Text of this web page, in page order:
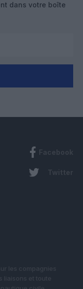
dans votre boîte